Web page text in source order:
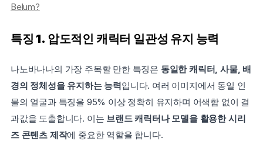
Belum?
특징 1. 압도적인 캐릭터 일관성 유지 능력
나노바나나의 가장 주목할 만한 특징은 동일한 캐릭터, 사물, 배
경의 정체성을 유지하는 능력입니다. 여러 이미지에서 동일 인
물의 얼굴과 특징을 95% 이상 정확히 유지하며 어색함 없이 결
과값을 도출합니다. 이는 브랜드 캐릭터나 모델을 활용한 시리
즈 콘텐츠 제작에 중요한 역할을 합니다.